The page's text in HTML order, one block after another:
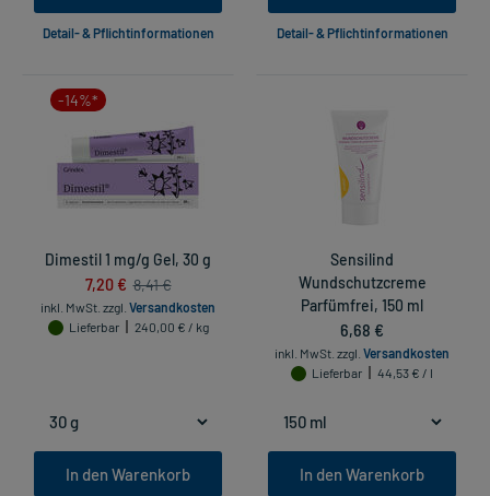
Detail- & Pflichtinformationen Detail- & Pflichtinformationen
-14%*
Dimestil 1 mg/g Gel, 30 g
7,20 € 8,41 €
inkl. MwSt. zzgl. Versandkosten
Lieferbar
240,00 € / kg
In den Warenkorb
Sensilind
Wundschutzcreme
Parfümfrei, 150 ml
6,68 €
inkl. MwSt. zzgl. Versandkosten
Lieferbar
44,53 € / l
In den Warenkorb